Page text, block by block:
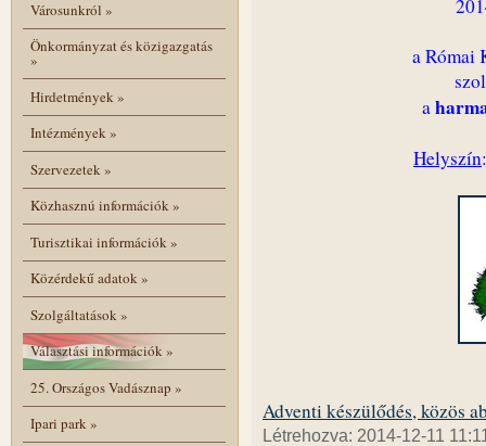
Városunkról »
Önkormányzat és közigazgatás
»
Hirdetmények»
Intézmények»
Szervezetek»
Közhasznú információk»
Turisztikai információk»
Közérdekű adatok»
Szolgáltatások»
Választási információk»
25. Országos Vadásznap »
Ipari park»
a Római
a
Helyszín
Adventi készülődés, közös
Létrehozva: 2014-12-11